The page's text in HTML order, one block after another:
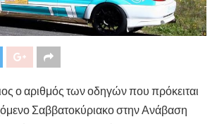
ο αριθμός των οδηγών που πρόκειται
Σαββατοκύριακο στην Ανάβαση